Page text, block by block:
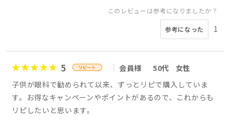
このレビューは参考になりましたか？
参考になった 1
5 会員様 50代
女性
子供が眼科で勧められて以来、ずっとリピで購入していま
す。お得なキャンペーンやポイントがあるので、これからも
リピしたいと思います。